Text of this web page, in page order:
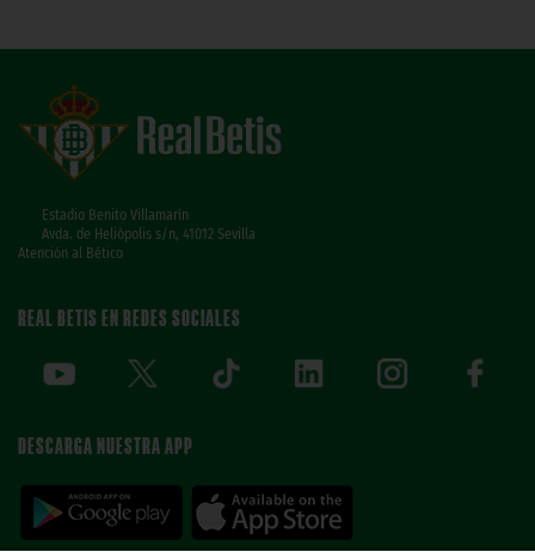
Estadio Benito Villamarín
Avda. de Heliópolis s/n, 41012 Sevilla
Atención al Bético
REAL BETIS EN REDES SOCIALES
DESCARGA NUESTRA APP